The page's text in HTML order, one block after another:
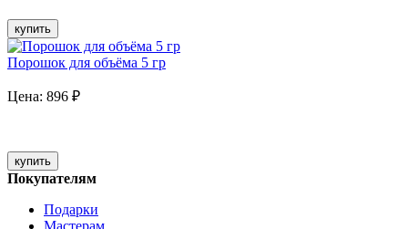
купить
Порошок для объёма 5 гр
Цена: 896 ₽
купить
Покупателям
Подарки
Мастерам